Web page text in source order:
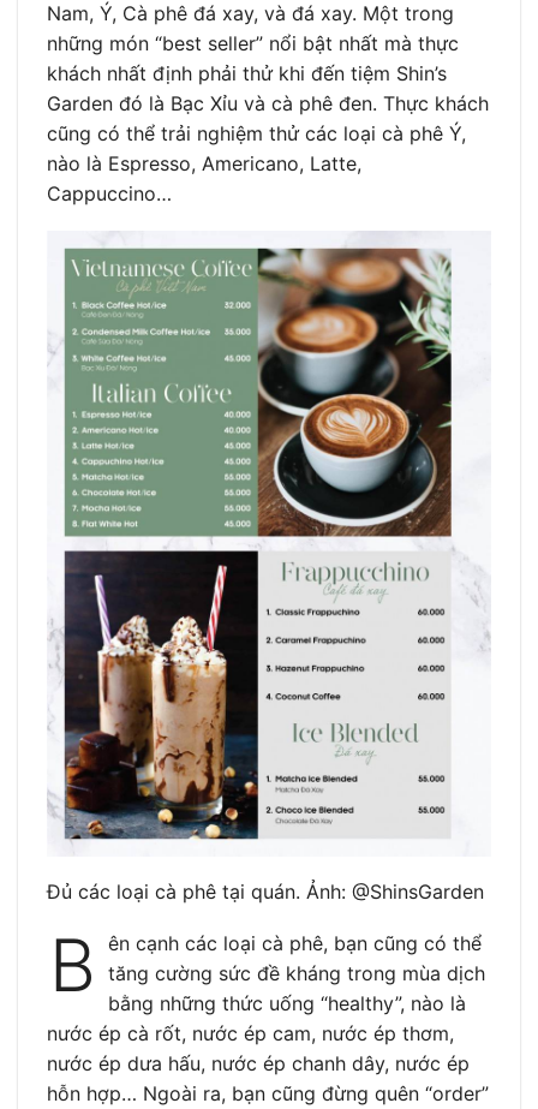
Nam, Ý, Cà phê đá xay, và đá xay. Một trong
những món “best seller” nổi bật nhất mà thực
khách nhất định phải thử khi đến tiệm Shin’s
Garden đó là Bạc Xỉu và cà phê đen. Thực khách
cũng có thể trải nghiệm thử các loại cà phê Ý,
nào là Espresso, Americano, Latte,
Cappuccino…
Đủ các loại cà phê tại quán. Ảnh: @ShinsGarden
B
ên cạnh các loại cà phê, bạn cũng có thể
tăng cường sức đề kháng trong mùa dịch
bằng những thức uống “healthy”, nào là
nước ép cà rốt, nước ép cam, nước ép thơm,
nước ép dưa hấu, nước ép chanh dây, nước ép
hỗn hợp… Ngoài ra, bạn cũng đừng quên “order”